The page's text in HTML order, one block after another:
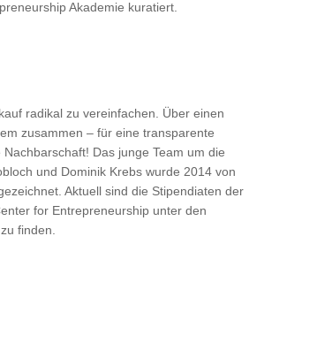
Akademie kuratiert.
radikal zu vereinfachen. Über einen
zusammen – für eine transparente
Das junge Team um die
und Dominik Krebs wurde 2014 von
Aktuell sind die Stipendiaten der
for Entrepreneurship unter den
finden.